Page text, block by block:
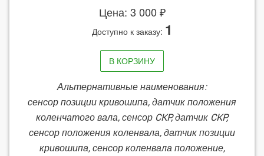
Цена: 3 000 ₽
Доступно к заказу: 1
В КОРЗИНУ
Альтернативные наименования:
сенсор позиции кривошипа, датчик положения
коленчатого вала, сенсор CKP, датчик CKP,
сенсор положения коленвала, датчик позиции
кривошипа, сенсор коленвала положение,